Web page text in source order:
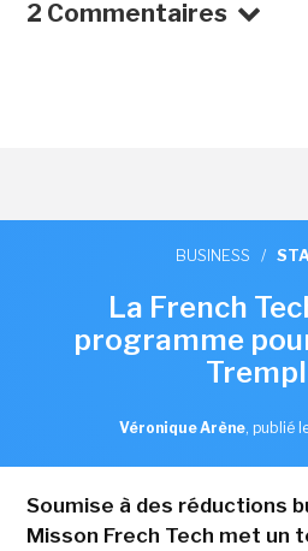
2 Commentaires
BUSINESS /
La French
programme
Véronique Arène, publié
Soumise à des réductions
Misson Frech Tech met un